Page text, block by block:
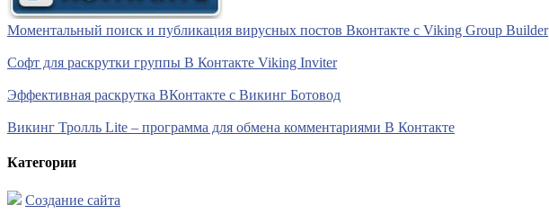
Моментальный поиск и публикация вирусных постов Вконтакте с Viking Group Builder
Софт для раскрутки группы В Контакте Viking Inviter
Эффективная раскрутка ВКонтакте с Викинг Ботовод
Викинг Тролль Lite – программа для обмена комментариями В Контакте
Категории
Создание сайта